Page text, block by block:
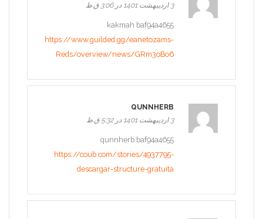
3 اردیبهشت 1401 در 3:06 ق.ظ
kakmah baf94a4655
https://www.guilded.gg/eanetozams-
Reds/overview/news/GRm3oBo6
QUNNHERB
3 اردیبهشت 1401 در 5:32 ق.ظ
qunnherb baf94a4655
https://coub.com/stories/4937795-
descargar-structure-gratuita